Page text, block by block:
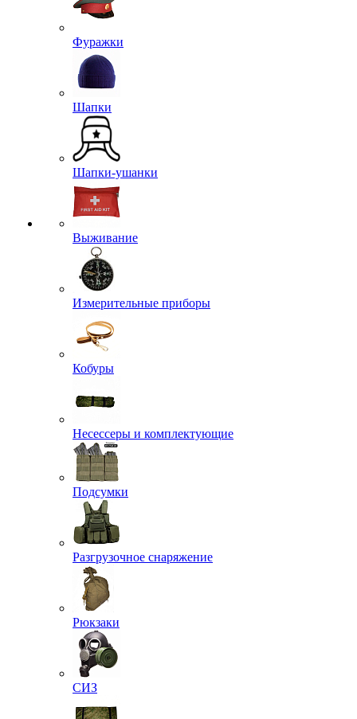
Фуражки
Шапки
Шапки-ушанки
Выживание
Измерительные приборы
Кобуры
Несессеры и комплектующие
Подсумки
Разгрузочное снаряжение
Рюкзаки
СИЗ